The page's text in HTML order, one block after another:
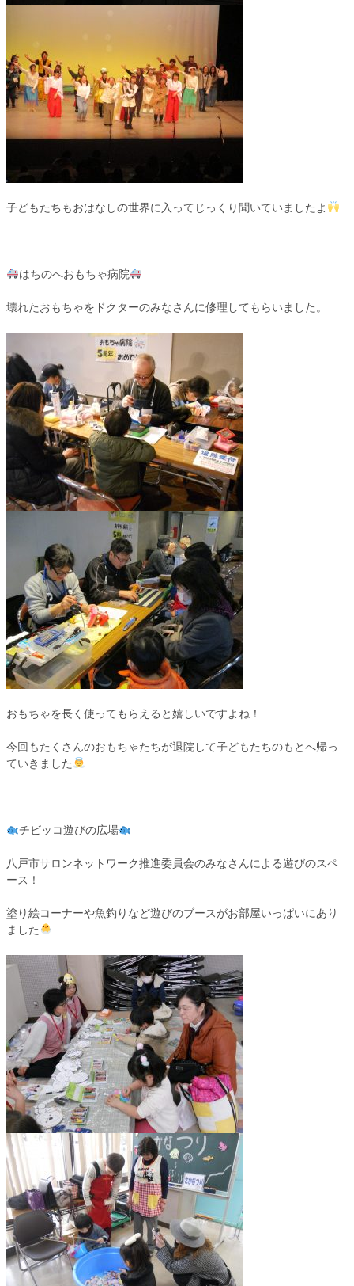
子どもたちもおはなしの世界に入ってじっくり聞いていましたよ
はちのへおもちゃ病院
壊れたおもちゃをドクターのみなさんに修理してもらいました。
おもちゃを長く使ってもらえると嬉しいですよね！
今回もたくさんのおもちゃたちが退院して子どもたちのもとへ帰っ
ていきました
チビッコ遊びの広場
八戸市サロンネットワーク推進委員会のみなさんによる遊びのスペ
ース！
塗り絵コーナーや魚釣りなど遊びのブースがお部屋いっぱいにあり
ました